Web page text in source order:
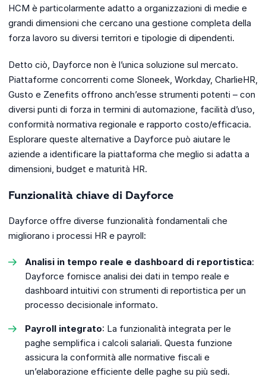
HCM è particolarmente adatto a organizzazioni di medie e
grandi dimensioni che cercano una gestione completa della
forza lavoro su diversi territori e tipologie di dipendenti.
Detto ciò, Dayforce non è l’unica soluzione sul mercato.
Piattaforme concorrenti come Sloneek, Workday, CharlieHR,
Gusto e Zenefits offrono anch’esse strumenti potenti – con
diversi punti di forza in termini di automazione, facilità d’uso,
conformità normativa regionale e rapporto costo/efficacia.
Esplorare queste alternative a Dayforce può aiutare le
aziende a identificare la piattaforma che meglio si adatta a
dimensioni, budget e maturità HR.
Funzionalità chiave di Dayforce
Dayforce offre diverse funzionalità fondamentali che
migliorano i processi HR e payroll:
Analisi in tempo reale e dashboard di reportistica:
Dayforce fornisce analisi dei dati in tempo reale e
dashboard intuitivi con strumenti di reportistica per un
processo decisionale informato.
Payroll integrato: La funzionalità integrata per le
paghe semplifica i calcoli salariali. Questa funzione
assicura la conformità alle normative fiscali e
un’elaborazione efficiente delle paghe su più sedi.